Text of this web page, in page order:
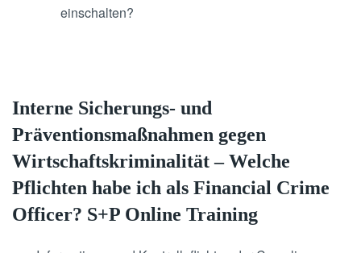
einschalten?
Interne Sicherungs- und
Präventionsmaßnahmen gegen
Wirtschaftskriminalität – Welche
Pflichten habe ich als Financial Crime
Officer? S+P Online Training